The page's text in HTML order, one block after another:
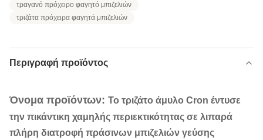
τραγανό πρόχειρο φαγητό μπιζελιών
τριζάτα πρόχειρα φαγητά μπιζελιών
Περιγραφή προϊόντος
Όνομα προϊόντων: Το τριζάτο άμυλο Cron έντυσε
την πικάντικη χαμηλής περιεκτικότητας σε λιπαρά
πλήρη διατροφή πράσινων μπιζελιών γεύσης